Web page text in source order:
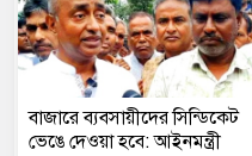
বাজারে ব্যবসায়ীদের সিন্ডিকেট
ভেঙে দেওয়া হবে: আইনমন্ত্রী